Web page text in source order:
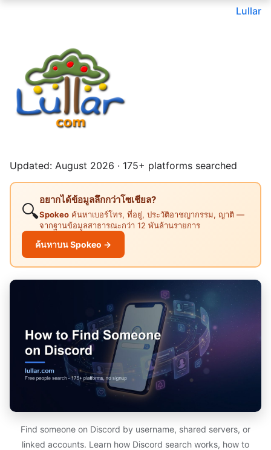
Lullar
Updated: August 2026 · 175+ platforms searched
🔍
อยากได้ข้อมูลลึกกว่าโซเชียล?
Spokeo ค้นหาเบอร์โทร, ที่อยู่, ประวัติอาชญากรรม, ญาติ —
จากฐานข้อมูลสาธารณะกว่า 12 พันล้านรายการ
ค้นหาบน Spokeo →
Find someone on Discord by username, shared servers, or
linked accounts. Learn how Discord search works, how to